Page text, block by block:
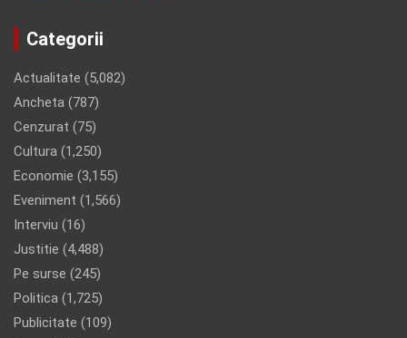
Categorii
Actualitate (5,082)
Ancheta (787)
Cenzurat (75)
Cultura (1,250)
Economie (3,155)
Eveniment (1,566)
Interviu (16)
Justitie (4,488)
Pe surse (245)
Politica (1,725)
Publicitate (109)